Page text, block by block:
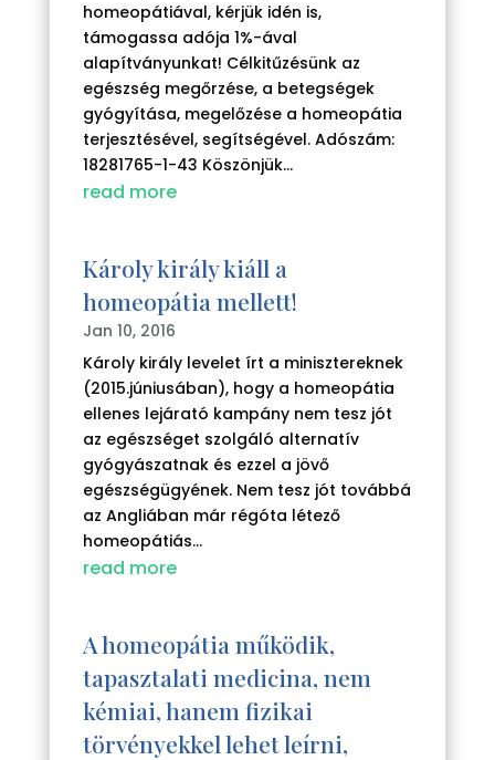
homeopátiával, kérjük idén is,
támogassa adója 1%-ával
alapítványunkat! Célkitűzésünk az
egészség megőrzése, a betegségek
gyógyítása, megelőzése a homeopátia
terjesztésével, segítségével. Adószám:
18281765-1-43 Köszönjük...
read more
Károly király kiáll a
homeopátia mellett!
Jan 10, 2016
Károly király levelet írt a minisztereknek
(2015.júniusában), hogy a homeopátia
ellenes lejárató kampány nem tesz jót
az egészséget szolgáló alternatív
gyógyászatnak és ezzel a jövő
egészségügyének. Nem tesz jót továbbá
az Angliában már régóta létező
homeopátiás...
read more
A homeopátia működik,
tapasztalati medicina, nem
kémiai, hanem fizikai
törvényekkel lehet leírni,